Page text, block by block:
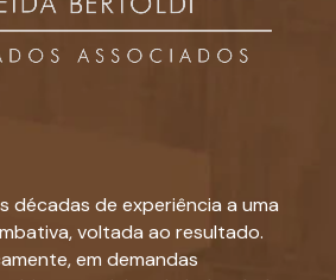
décadas de experiência a uma
voltada ao resultado.
em demandas